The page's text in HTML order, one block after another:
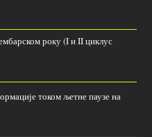
року (I и II циклус
током љетне паузе на